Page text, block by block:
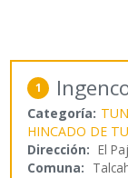
1
Categoría:
HINCADO DE
Dirección: El
Comuna: